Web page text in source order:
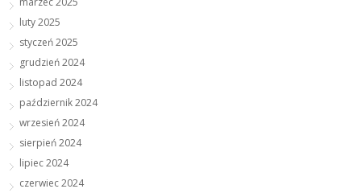
luty 2025
styczeń 2025
grudzień 2024
listopad 2024
październik 2024
wrzesień 2024
sierpień 2024
lipiec 2024
czerwiec 2024